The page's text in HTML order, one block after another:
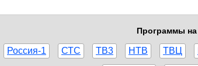
Программы на
Россия-1 СТС ТВ3 НТВ ТВЦ